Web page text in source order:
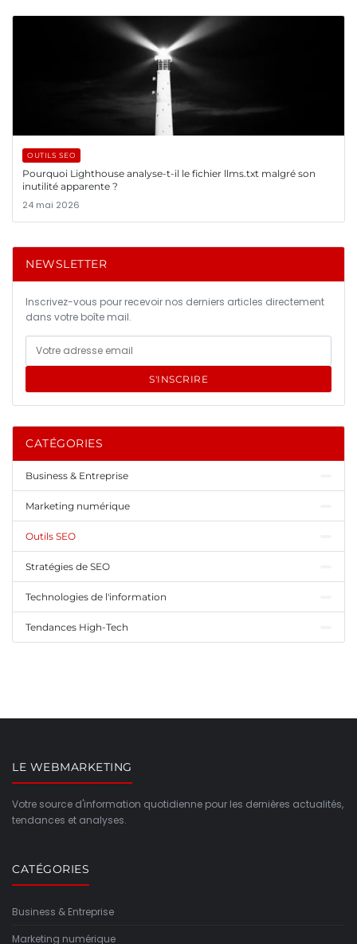
OUTILS SEO
Pourquoi Lighthouse analyse-t-il le fichier llms.txt malgré son
inutilité apparente ?
24 mai 2026
NEWSLETTER
Inscrivez-vous pour recevoir nos derniers articles directement
dans votre boîte mail.
S'INSCRIRE
CATÉGORIES
Business & Entreprise
Marketing numérique
Outils SEO
Stratégies de SEO
Technologies de l'information
Tendances High-Tech
LE WEBMARKETING
Votre source d'information quotidienne pour les dernières actualités,
tendances et analyses.
CATÉGORIES
Business & Entreprise
Marketing numérique